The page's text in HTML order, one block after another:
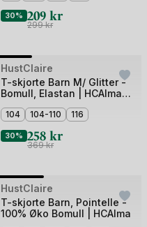
30% 209 kr
299kr
Outlet
Bilde
av
4
HustClaire
T-skjorte Barn M/ Glitter -
Bomull, Elastan | HCAlma
104 104-110 116
30% 258 kr
369kr
Outlet
Bilde
av
HustClaire
T-skjorte Barn, Pointelle -
100% Øko Bomull | HCAlma